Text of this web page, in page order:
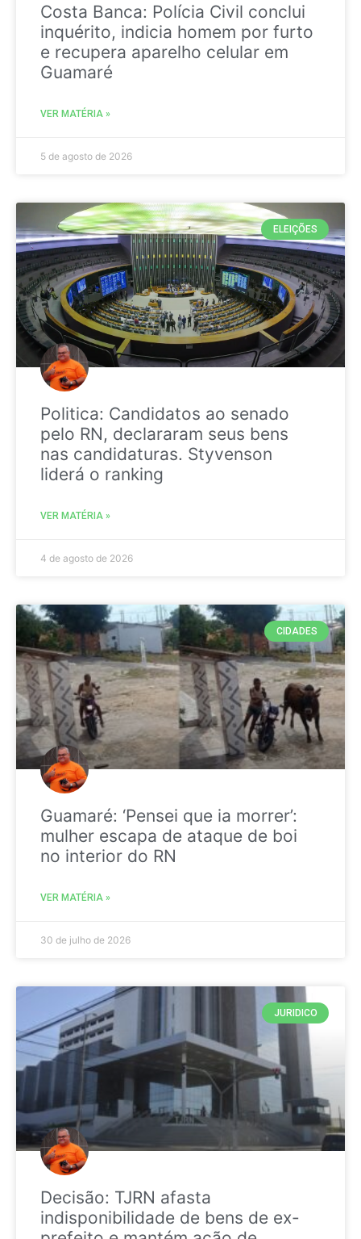
Costa Banca: Polícia Civil conclui
inquérito, indicia homem por furto
e recupera aparelho celular em
Guamaré
VER MATÉRIA »
5 de agosto de 2026
ELEIÇÕES
Politica: Candidatos ao senado
pelo RN, declararam seus bens
nas candidaturas. Styvenson
liderá o ranking
VER MATÉRIA »
4 de agosto de 2026
CIDADES
Guamaré: ‘Pensei que ia morrer’:
mulher escapa de ataque de boi
no interior do RN
VER MATÉRIA »
30 de julho de 2026
JURIDICO
Decisão: TJRN afasta
indisponibilidade de bens de ex-